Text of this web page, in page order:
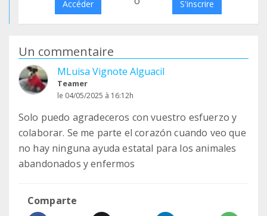
Accéder S'inscrire
Un commentaire
MLuisa Vignote Alguacil
Teamer
le 04/05/2025 à 16:12h
Solo puedo agradeceros con vuestro esfuerzo y
colaborar. Se me parte el corazón cuando veo que
no hay ninguna ayuda estatal para los animales
abandonados y enfermos
Comparte